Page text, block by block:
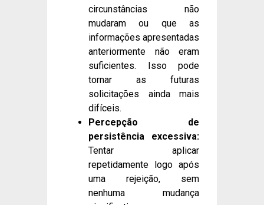
circunstâncias não
mudaram ou que as
informações apresentadas
anteriormente não eram
suficientes. Isso pode
tornar as futuras
solicitações ainda mais
difíceis.
Percepção de
persistência excessiva:
Tentar aplicar
repetidamente logo após
uma rejeição, sem
nenhuma mudança